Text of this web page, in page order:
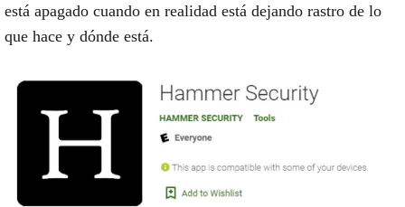
está apagado cuando en realidad está dejando rastro de lo
que hace y dónde está.